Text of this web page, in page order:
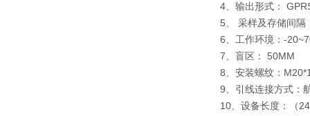
4、输出形式：
5、 采样及存储间隔
6、工作环境：-
7、盲区： 50MM
8、安装螺纹：
9、引线连接方式：
10、设备长度：（